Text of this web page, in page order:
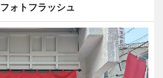
フォトフラッシュ